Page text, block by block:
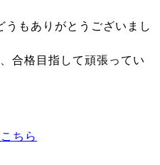
うもありがとうございまし
合格目指して頑張ってい
ちら